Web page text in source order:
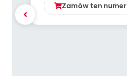
Zamów ten numer